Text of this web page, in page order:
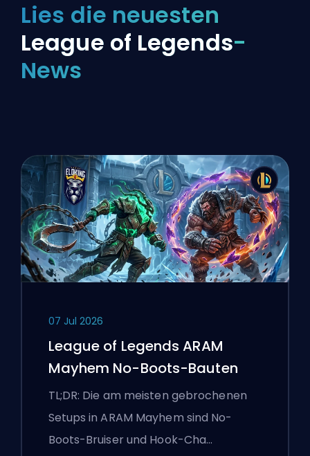
Lies die neuesten
League of Legends-
News
07 Jul 2026
League of Legends ARAM
Mayhem No-Boots-Bauten
TL;DR: Die am meisten gebrochenen
Setups in ARAM Mayhem sind No-
Boots-Bruiser und Hook-Cha…